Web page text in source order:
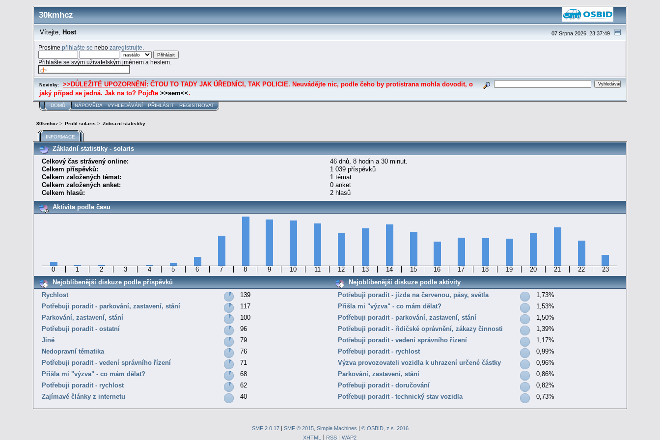
30kmhcz
07 Srpna 2026, 23:37:49
Vítejte, Host
Prosímepřihlašte se nebozaregistrujte
Přihlašte se svým uživatelským jménem a heslem.
Novinky: >>DŮLEŽITÉ UPOZORNĚNÍ : ČTOU TO TADY JAK ÚŘEDNÍCI, TAK POLICIE. Neuvádějte nic, podle čeho by protistrana mohla dovodit, o
jaký případ se jedná. Jak na to? Pojďte >>sem<<.
DOMŮ NÁPOVĚDA VYHLEDÁVÁNÍ PŘIHLÁSIT REGISTROVAT
30kmhcz> Profil solaris > Zobrazit statistiky
INFORMACE
Základní statistiky - solaris
Celkový čas strávený online:
46 dnů, 8 hodin a 30 minut.
Celkem příspěvků:
1 039 příspěvků
Celkem založených témat:
1 témat
Celkem založených anket:
0 anket
Celkem hlasů:
2 hlasů
Aktivita podle času
0 1 2 3 4 5 6 7 8 9 10 11 12 13 14 15 16 17 18 19 20 21 22
23
Nejoblíbenější diskuze podle příspěvků
Rychlost
139
Potřebuji poradit - parkování, zastavení, stání
117
Parkování, zastavení, stání
100
Potřebuji poradit - ostatní
96
Jiné
79
Nedopravní tématika
76
Potřebuji poradit - vedení správního řízení
71
Přišla mi "výzva" - co mám dělat?
68
Potřebuji poradit - rychlost
62
Zajímavé články z internetu
40
Nejoblíbenější diskuze podle aktivity
Potřebuji poradit - jízda na červenou, pásy, světla
1,73%
Přišla mi "výzva" - co mám dělat?
1,53%
Potřebuji poradit - parkování, zastavení, stání
1,50%
Potřebuji poradit - řidičské oprávnění, zákazy činnosti
1,39%
Potřebuji poradit - vedení správního řízení
1,17%
Potřebuji poradit - rychlost
0,99%
Výzva provozovateli vozidla k uhrazení určené částky
0,96%
Parkování, zastavení, stání
0,86%
Potřebuji poradit - doručování
0,82%
Potřebuji poradit - technický stav vozidla
0,73%
SMF 2.0.17| SMF © 2015, Simple Machines | © OSBID, z.s. 2016
XHTML
RSS WAP2